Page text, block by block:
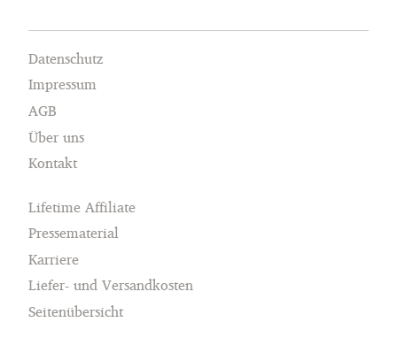
Datenschutz
Impressum
AGB
Über uns
Kontakt
Lifetime Affiliate
Pressematerial
Karriere
Liefer- und Versandkosten
Seitenübersicht